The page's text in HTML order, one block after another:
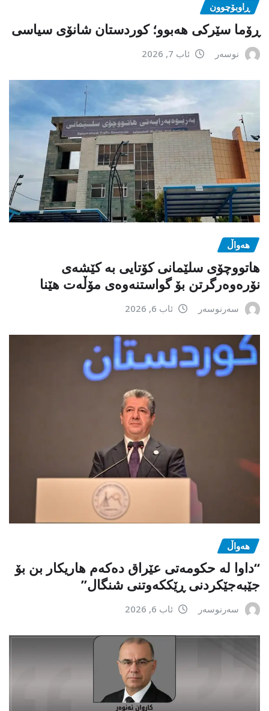
ڕاوبۆچوون
ڕۆما سێرکی هەبوو؛ کوردستان شانۆی سیاسی
نوسەر ئاب 7, 2026
هەواڵ
هاتووچۆی سلێمانی کۆتایی بە کێشەی
نۆرەوەرگرتن بۆ گواستنەوەی مۆڵەت هێنا
سەرنوسەر ئاب 6, 2026
هەواڵ
“داوا لە حكومەتی عێراق دەكەم هاریكار بن بۆ
جێبەجێكردنی ڕێككەوتنی شنگال”
سەرنوسەر ئاب 6, 2026